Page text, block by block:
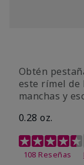
Obtén
este rímel de
manchas y
0.28 oz.
Calificación de
108 Reseñas